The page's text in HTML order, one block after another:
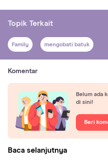
Topik Terkait
Family mengobati batuk
Komentar
Belum ada
di sini!
Beri
Baca selanjutnya